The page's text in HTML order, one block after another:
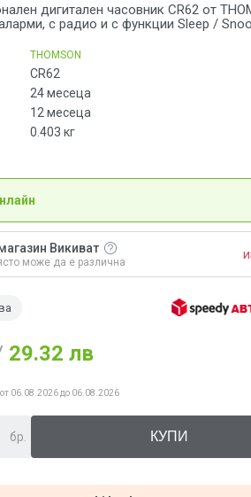
дигитален часовник CR62 от
с радио и с функции Sleep /
THOMSON
CR62
24 месеца
12 месеца
0.403 кг
Викиват
може да е различна
29.32 лв
06.08.2026 до 06.08.2026
бр.